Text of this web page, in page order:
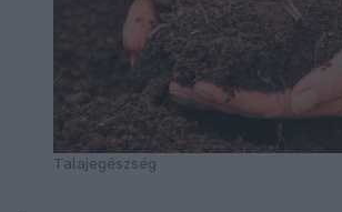
Talajegészség